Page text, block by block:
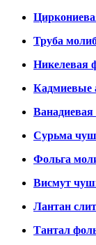
Труба
Никелевая
Кадмиевые
Ванадиевая
Сурьма
Фольга
Висмут
Лантан
Тантал